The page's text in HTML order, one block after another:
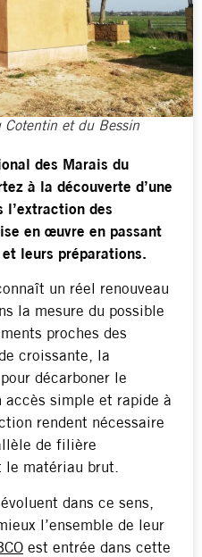
et du Bessin
des Marais du
à la découverte d’une
l’extraction des
en œuvre en passant
leurs préparations.
un réel renouveau
la mesure du possible
proches des
croissante, la
décarboner le
simple et rapide à
rendent nécessaire
de filière
le matériau brut.
dans ce sens,
l’ensemble de leur
est entrée dans cette